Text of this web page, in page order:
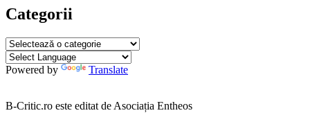
Categorii
Categorii
Powered by Translate
B-Critic.ro este editat de Asociația Entheos